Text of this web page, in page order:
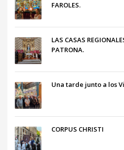
FAROLES.
LAS CASAS
PATRONA.
Una tarde junto a los
CORPUS CHRISTI